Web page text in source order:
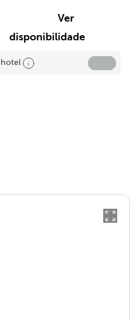
Ver
disponibilidade
hotel